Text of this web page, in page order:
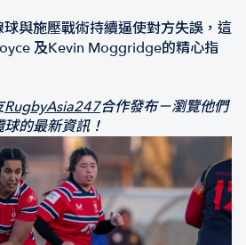
與施壓戰術持續逼使對方失誤，這
及Kevin Moggridge的精心指
RugbyAsia247合作發布－瀏覽他們
的最新資訊！